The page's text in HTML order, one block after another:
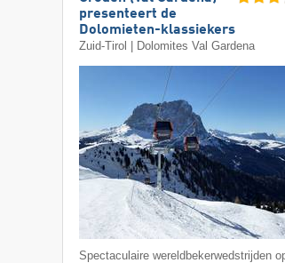
presenteert de
Dolomieten-klassiekers
Zuid-Tirol | Dolomites Val Gardena
Spectaculaire wereldbekerwedstrijden